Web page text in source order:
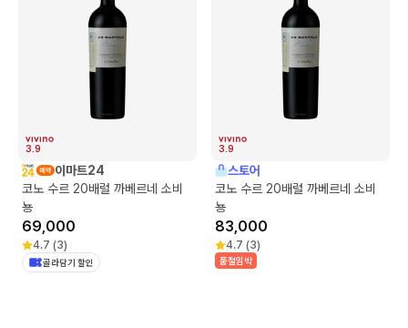
3.9
이마트24
코노 수르 20배럴 까베르네 소비
뇽
69,000
4.7 (3)
골라담기 할인
3.9
스토어
코노 수르 20배럴 까베르네 소비
뇽
83,000
4.7 (3)
품절임박